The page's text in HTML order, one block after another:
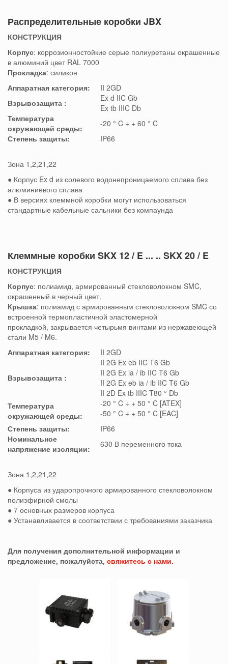
Распределительные коробки JBX
КОНСТРУКЦИЯ
Корпус: коррозионностойкие серые полиуретаны окрашенные
в алюминий цвет RAL 7000
Прокладка: силикон
Аппаратная категория:
II 2GD
Взрывозащита :
Ex d IIC Gb
Ex tb IIIC Db
Температура
окружающей среды:
-20 ° C ÷ + 60 ° C
Степень защиты:
IP66
Зона 1,2,21,22
● Корпус Ex d из солевого водонепроницаемого сплава без
алюминиевого сплава
● В версиях клеммной коробки могут использоваться
стандартные кабельные сальники без компаунда
Клеммные коробки SKX 12 / E ... .. SKX 20 / E
КОНСТРУКЦИЯ
Корпус: полиамид, армированный стекловолокном SMC,
окрашенный в черный цвет.
Крышка: полиамид с армированным стекловолокном SMC со
встроенной термопластичной эластомерной
прокладкой, закрывается четырьмя винтами из нержавеющей
стали M5 / M6.
Аппаратная категория:
II 2GD
Взрывозащита :
II 2G Ex eb IIC T6 Gb
II 2G Ex ia / ib IIC T6 Gb
II 2G Ex eb ia / ib IIC T6 Gb
II 2D Ex tb IIIC T80 ° Db
Температура
окружающей среды:
-20 ° C ÷ + 50 ° C [ATEX]
-50 ° C ÷ + 50 ° C [EAC]
Степень защиты:
IP66
Номинальное
напряжение изоляции:
630 В переменного тока
Зона 1,2,21,22
● Корпуса из ударопрочного армированного стекловолокном
полиэфирной смолы
● 7 основных размеров корпуса
● Устанавливается в соответствии с требованиями заказчика
Для получения дополнительной информации и
предложение, пожалуйста, свяжитесь с нами.